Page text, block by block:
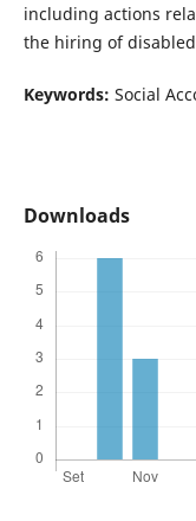
including actions
the hiring of
Keywords: Social
Downloads